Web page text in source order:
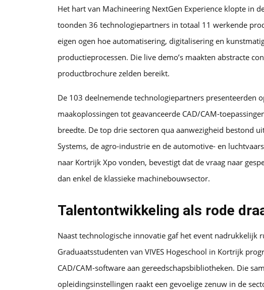
Het hart van Machineering NextGen Experience klopte in
toonden 36 technologiepartners in totaal 11 werkende
eigen ogen hoe automatisering, digitalisering en
productieprocessen. Die live demo’s maakten abstracte
productbrochure zelden bereikt.
De 103 deelnemende technologiepartners presenteerden
maakoplossingen tot geavanceerde CAD/CAM-
breedte. De top drie sectoren qua aanwezigheid bestond
Systems, de agro-industrie en de automotive- en
naar Kortrijk Xpo vonden, bevestigt dat de vraag naar
dan enkel de klassieke machinebouwsector.
Talentontwikkeling als rode
Naast technologische innovatie gaf het event nadrukkelijk
Graduaatsstudenten van VIVES Hogeschool in Kortrijk
CAD/CAM-software aan gereedschapsbibliotheken. Die
opleidingsinstellingen raakt een gevoelige zenuw in de